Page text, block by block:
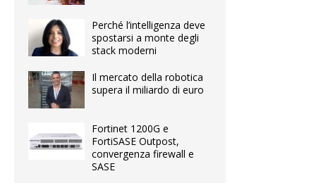
Perché l’intelligenza deve
spostarsi a monte degli
stack moderni
Il mercato della robotica
supera il miliardo di euro
Fortinet 1200G e
FortiSASE Outpost,
convergenza firewall e
SASE